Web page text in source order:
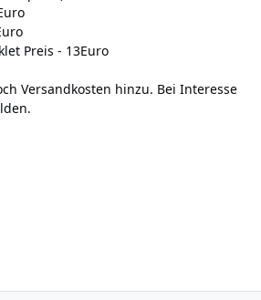
Preis - 13Euro
Versandkosten hinzu. Bei Interesse